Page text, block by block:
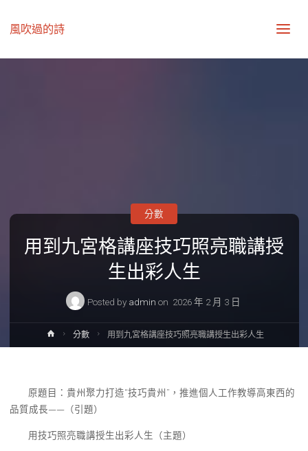
風吹過的詩
用到九宮格講座技巧照亮職講授
生出彩人生
Posted by admin on 2026 年 2 月 3 日
分數
Home分數 用到九宮格講座技巧照亮職講授生出彩人生
原題目：貴州聚力打造“技巧貴州”，推進個人工作教導高東西的
品質成長——（引題）
用技巧照亮職講授生出彩人生（主題）